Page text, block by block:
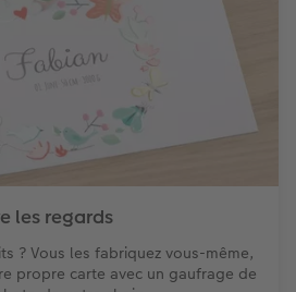
les regards
? Vous les fabriquez vous-même,
propre carte avec un gaufrage de